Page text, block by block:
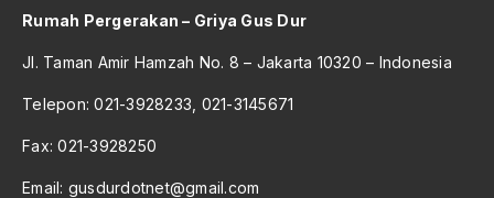
Anwar Sadat
apa yang kau cari palupi
Aparat Keamanan
APEC
Apel Akbar NU
Rumah Pergerakan – Griya Gus Dur
Jl. Taman Amir Hamzah No. 8 – Jakarta 10320 – Indonesia
Telepon: 021-3928233, 021-3145671
Fax: 021-3928250
Email: gusdurdotnet@gmail.com